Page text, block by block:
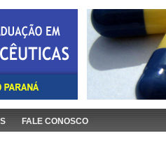
FALE CONOSCO